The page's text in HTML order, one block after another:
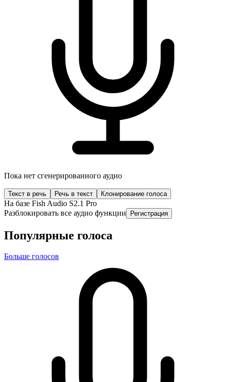
Пока нет сгенерированного аудио
Текст в речь Речь в текст Клонирование голоса
На базе Fish Audio S2.1 Pro
Разблокировать все аудио функции
Регистрация
Популярные голоса
Больше голосов